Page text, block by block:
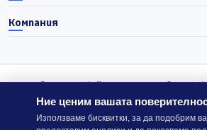
Компания
© 2026 Actiefhost. Съгласно
законодателство цените в сайта се
изчислява отделно при завършване на
Ние ценим вашата
Използваме бисквитки, за да подобрим